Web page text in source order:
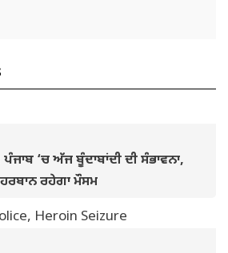
‘ਚ ਅੱਜ ਬੂੰਦਾਬਾਂਦੀ ਦੀ ਸੰਭਾਵਨਾ,
ਰਹੇਗਾ ਮੌਸਮ